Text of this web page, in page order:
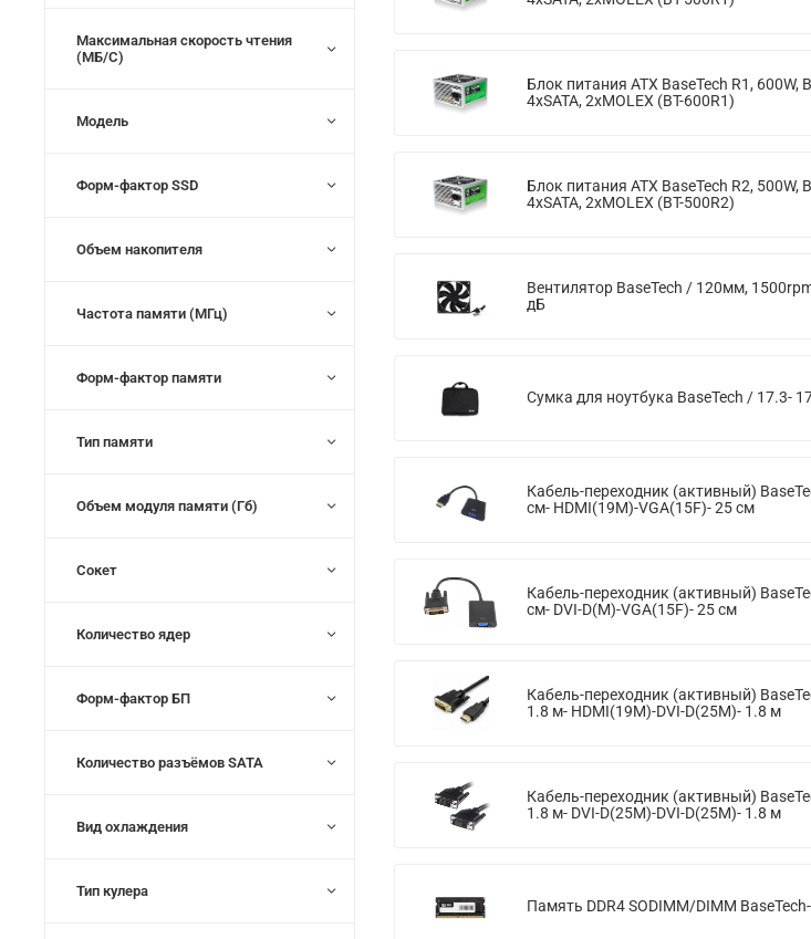
Блок питания ATX BaseTech R1, 600W,
4xSATA, 2xMOLEX (BT-600R1)
Блок питания ATX BaseTech R2, 500W,
4xSATA, 2xMOLEX (BT-500R2)
Вентилятор BaseTech / 120мм,
дБ
Сумка для ноутбука BaseTech / 17.3-
Кабель-переходник (активный)
см- HDMI(19M)-VGA(15F)- 25 см
Кабель-переходник (активный)
см- DVI-D(M)-VGA(15F)- 25 см
Кабель-переходник (активный)
1.8 м- HDMI(19M)-DVI-D(25M)- 1.8 м
Кабель-переходник (активный)
1.8 м- DVI-D(25M)-DVI-D(25M)- 1.8 м
Память DDR4 SODIMM/DIMM
Максимальная скорость чтения
(МБ/С)
Модель
Форм-фактор SSD
Объем накопителя
Частота памяти (МГц)
Форм-фактор памяти
Тип памяти
Объем модуля памяти (Гб)
Сокет
Количество ядер
Форм-фактор БП
Количество разъёмов SATA
Вид охлаждения
Тип кулера